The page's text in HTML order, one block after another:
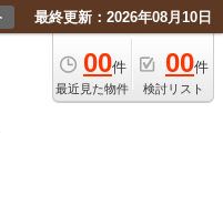
最終更新：2026年08月10日
00件
最近見た物件
00件
検討リスト